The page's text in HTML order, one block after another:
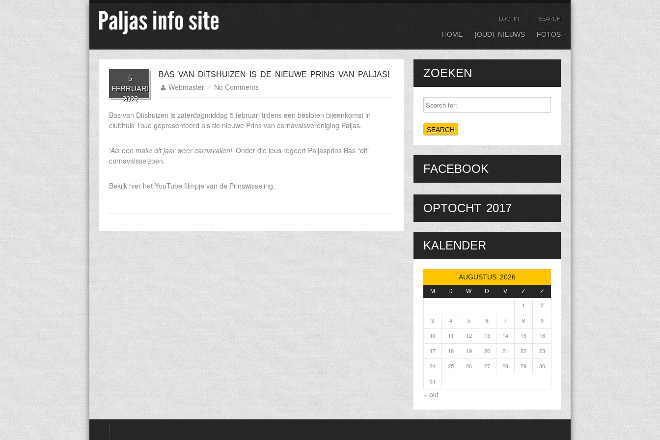
LOG IN SEARCH
HOME {OUD} NIEUWS FOTOS
5
FEBRUARI
2022
BAS VAN DITSHUIZEN IS DE NIEUWE PRINS VAN PALJAS!
Webmaster No Comments
Bas van Ditshuizen is zaterdagmiddag 5 februari tijdens een besloten bijeenkomst in
clubhuis ToJo gepresenteerd als de nieuwe Prins van carnavalsvereniging Paljas.
‘Als een malle dit jaar weer carnavallen!‘ Onder die leus regeert Paljasprins Bas “dit”
carnavalsseizoen.
Bekijk hier het YouTube filmpje van de Prinswisseling.
ZOEKEN
FACEBOOK
OPTOCHT 2017
KALENDER
AUGUSTUS 2026
M D W D V Z Z
1
2
3
4 5 6 7 8
9
10
11 12 13 14 15
16
17
18 19 20 21 22
23
24
25 26 27 28 29
30
31
« okt